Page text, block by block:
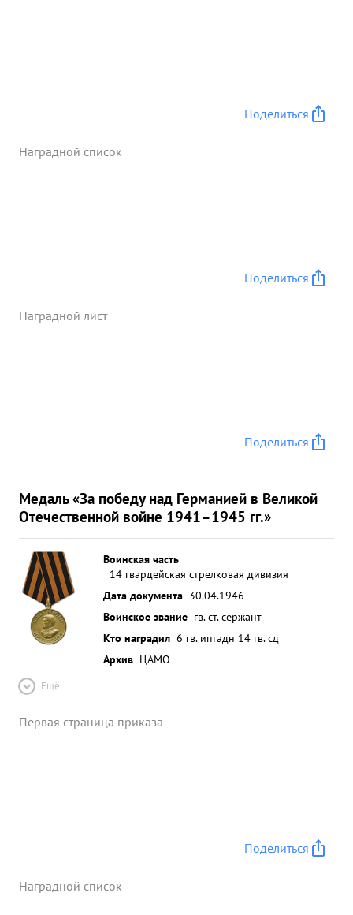
Командир тов. (начальник) Софман уничтожил
Поделиться
Наградной список
Поделиться
Наградной лист
Поделиться
Медаль «За победу над Германией в Великой
Отечественной войне 1941–1945 гг.»
Воинская часть
14 гвардейская стрелковая дивизия
Дата документа 30.04.1946
Воинское звание гв. ст. сержант
Кто наградил 6 гв. иптадн 14 гв. сд
Архив ЦАМО
Ещё
Первая страница приказа
Поделиться
Наградной список